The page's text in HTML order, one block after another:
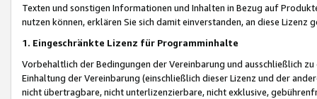
Texten und sonstigen Informationen und Inhalten in Bezug auf
nutzen können, erklären Sie sich damit einverstanden, an diese Lizenz
1. Eingeschränkte Lizenz für Programminhalte
Vorbehaltlich der Bedingungen der Vereinbarung und ausschließlich
Einhaltung der Vereinbarung (einschließlich dieser Lizenz und der
nicht übertragbare, nicht unterlizenzierbare, nicht exklusive,